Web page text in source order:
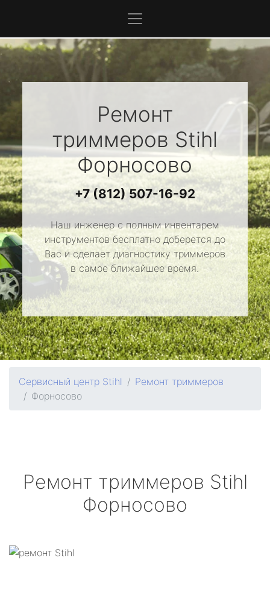
Ремонт
триммеров Stihl
Форносово
+7 (812) 507-16-92
Наш инженер с полным инвентарем
инструментов бесплатно доберется до
Вас и сделает диагностику триммеров
в самое ближайшее время.
Сервисный центр Stihl
Ремонт триммеров
Форносово
Ремонт триммеров Stihl
Форносово